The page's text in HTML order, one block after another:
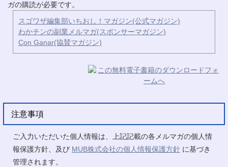
ガの購読が必要です。
スゴワザ編集部いちおし！マガジン(公式マガジン)
わかチンの副業メルマガ(スポンサーマガジン)
Con Ganar(協賛マガジン)
注意事項
ご入力いただいた個人情報は、上記記載の各メルマガの個人情
報保護方針、及び MUB株式会社の個人情報保護方針 に基づき
管理されます。